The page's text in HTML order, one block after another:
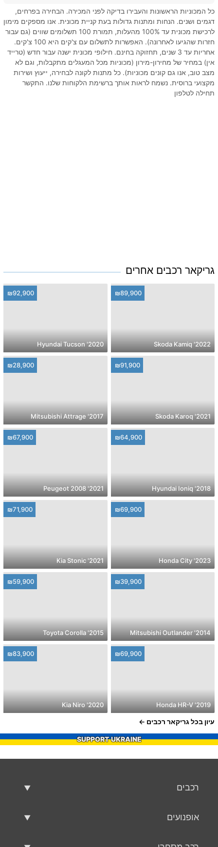
כל המכוניות הראשונות והעבירו בדיקה לפני המכירה. הבחירה בפרחים,
דגמים ושנים. הנחות ומתנות גדולות בעת קניית מכונית. אנו מספקים מימון
לרכישת מכונית עד 100% מהעלות, תמורת 100 תשלומים שווים (גם עבור
חזרות שהגיעו לאחרונה). האפשרות לתשלום עם צ'קים היא 100 צ'קים.
אחריות עד 3 שנים, תחזוקה בחינם. חילופי מכונית ישנה עבור חדש (טרייד
אין) במחיר של מחירון-מירון (מכוניות מכל המעגלים מתקבלות, וגם לא
מצב טוב, אנו גם קונים מכוניות). כל מתנות לקונה לבחירה, ייעוץ ושירות
מקצועי ברוסית. נשמח לראות אותך ברשימת הלקוחות שלנו. התקשר
תחילה לטלפון
גריקאר רכבים אחרים
₪89,900
2022' Skoda Kamiq
₪92,900
2020' Hyundai Tucson
₪91,900
2021' Skoda Karoq
₪28,900
2017' Mitsubishi Attrage
₪64,900
2018' Hyundai Ioniq
₪67,900
2021' Peugeot 2008
₪69,900
2023' Honda City
₪71,900
2021' Kia Stonic
₪39,900
2014' Mitsubishi Outlander
₪59,900
2015' Toyota Corolla
₪69,900
2019' Honda HR-V
₪83,900
2020' Kia Niro
עיון בכל גריקאר רכבים
SUPPORT UKRAINE
רכבים
אופנועים